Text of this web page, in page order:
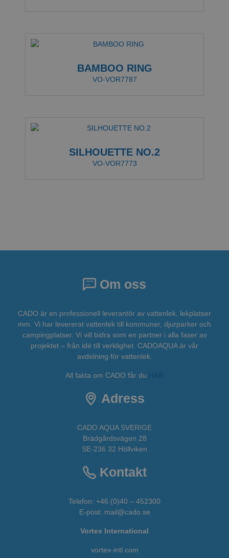
BAMBOO RING
VO-VOR7787
SILHOUETTE NO.2
VO-VOR7773
Om oss
CADO är en professionell leverantör av vattenlek, lekplatser
mm. Vi har levererat vattenlek till kommuner, djurparker och
campingplatser. Vi vill bidra som en partner i alla faser av
projektet – från idé till verklighet. CADOAQUA är vår
avdelning för vattenlek.
All fakta om CADO får du
Adress
CADO AQUA SVERIGE
Brädgårdsvägen 28
SE-236 32 Höllviken
Kontakt
Telefon: +46 (0)40 – 452300
E-post: mail@cado.se
Vortex International
vortex-intl.com